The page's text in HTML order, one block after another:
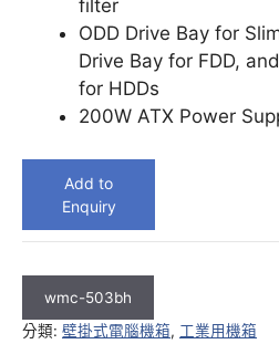
filter
ODD Drive Bay for
Drive Bay for FDD,
for HDDs
200W ATX Power
Add to
Enquiry
wmc-503bh
分類: 壁掛式電腦機箱, 工業用機箱